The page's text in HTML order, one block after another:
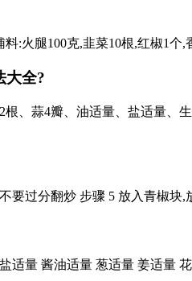
:火腿100克,韭菜10根,红椒1
大全?
根、蒜4瓣、油适量、盐适量、
要过分翻炒 步骤 5 放入青椒
适量 酱油适量 葱适量 姜适量